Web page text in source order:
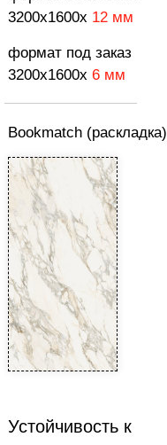
3200х1600x 12 мм
Устойчивость к
3200x1600x 6 мм
формат под заказ
Bookmatch (раскладка)